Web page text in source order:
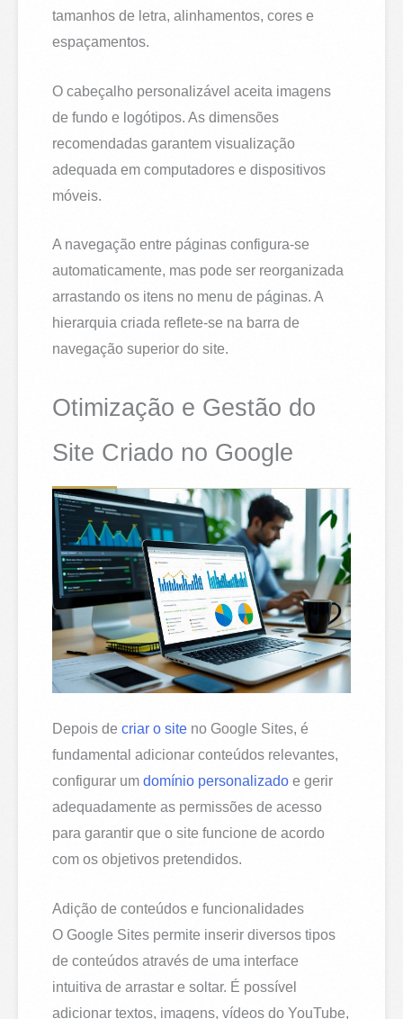
tamanhos de letra, alinhamentos, cores e
espaçamentos.
O cabeçalho personalizável aceita imagens
de fundo e logótipos. As dimensões
recomendadas garantem visualização
adequada em computadores e dispositivos
móveis.
A navegação entre páginas configura-se
automaticamente, mas pode ser reorganizada
arrastando os itens no menu de páginas. A
hierarquia criada reflete-se na barra de
navegação superior do site.
Otimização e Gestão do
Site Criado no Google
Depois decriar o site no Google Sites, é
fundamental adicionar conteúdos relevantes,
configurar umdomínio personalizado e gerir
adequadamente as permissões de acesso
para garantir que o site funcione de acordo
com os objetivos pretendidos.
Adição de conteúdos e funcionalidades
O Google Sites permite inserir diversos tipos
de conteúdos através de uma interface
intuitiva de arrastar e soltar. É possível
adicionar textos, imagens, vídeos do YouTube,